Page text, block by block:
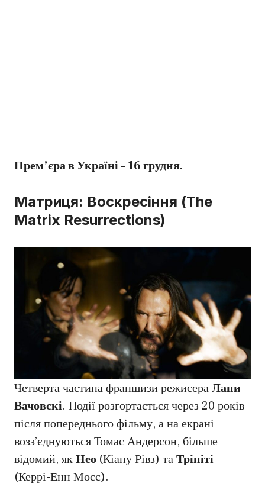
Прем’єра в Україні – 16 грудня.
Матриця: Воскресіння (The
Matrix Resurrections)
Четверта частина франшизи режисераЛани
Вачовскі. Події розгортається через 20 років
після попереднього фільму, а на екрані
возз’єднуються Томас Андерсон, більше
відомий, якНео (Кіану Рівз) таТрініті
(Керрі-Енн Мосс).